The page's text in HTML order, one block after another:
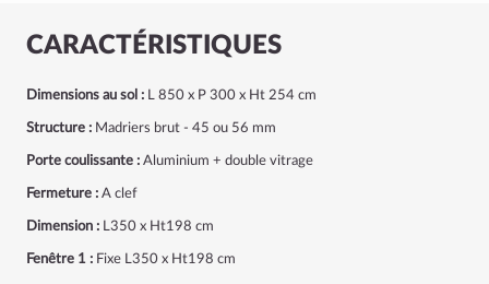
CARACTÉRISTIQUES
Dimensions au sol : L 850 x P 300 x Ht 254 cm
Structure : Madriers brut - 45 ou 56 mm
Porte coulissante : Aluminium + double vitrage
Fermeture : A clef
Dimension : L350 x Ht198 cm
Fenêtre 1 : Fixe L350 x Ht198 cm